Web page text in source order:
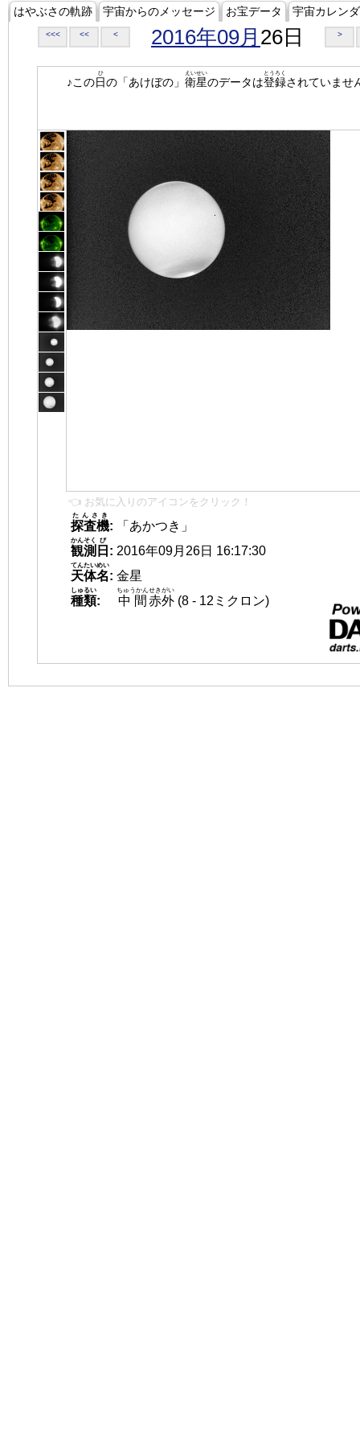
はやぶさの軌跡 宇宙からのメッセージ お宝データ 宇宙カレン
<<< << < 2016年09月 26日 >
♪この日
ひ
の「あけぼの」 衛星
えいせい
のデータは登録
とうろく
されていませ
👈 お気に入りのアイコンをクリック！
探査機
たんさき
:
「あかつき」
観測
かんそく
日
び
: 2016年09月26日 16:17:30
天体名
てんたいめい
: 金星
種類
しゅるい
: 中間
ちゅうかん
赤外
せきがい
(8 - 12ミクロン)